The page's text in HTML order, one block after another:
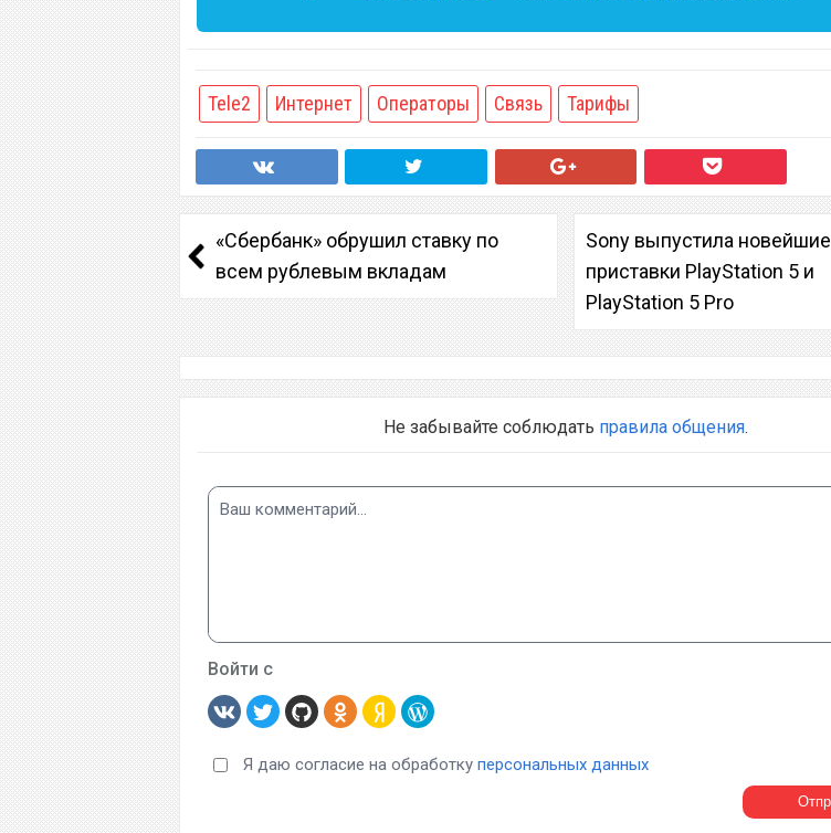
Tele2 Интернет Операторы Связь Тарифы
«Сбербанк» обрушил ставку по
всем рублевым вкладам
Sony выпустила новейшие
приставки PlayStation 5 и
PlayStation 5 Pro
Не забывайте соблюдать правила общения.
Войти с
Я даю согласие на обработку персональных данных